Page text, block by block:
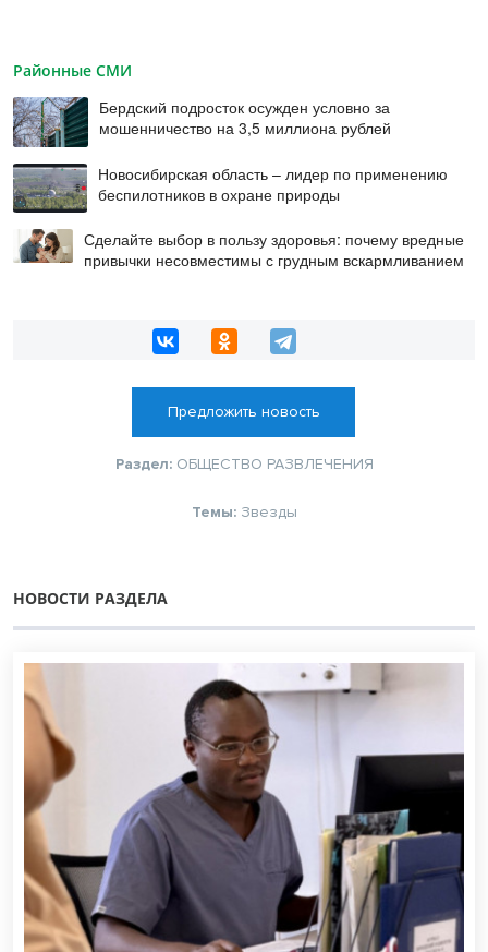
Районные СМИ
Бердский подросток осужден условно за
мошенничество на 3,5 миллиона рублей
Новосибирская область – лидер по применению
беспилотников в охране природы
Сделайте выбор в пользу здоровья: почему вредные
привычки несовместимы с грудным вскармливанием
Предложить новость
Раздел: ОБЩЕСТВО РАЗВЛЕЧЕНИЯ
Темы: Звезды
НОВОСТИ РАЗДЕЛА